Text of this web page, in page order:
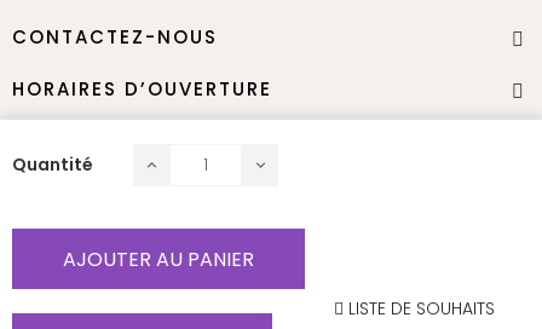
Quantité
AJOUTER AU PANIER
LISTE DE SOUHAITS
CONTACTEZ-NOUS
HORAIRES D’OUVERTURE